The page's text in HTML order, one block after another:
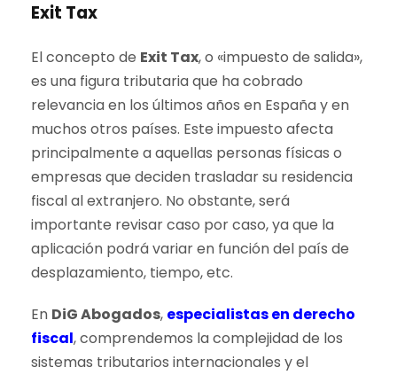
Exit Tax
El concepto de Exit Tax, o «impuesto de salida»,
es una figura tributaria que ha cobrado
relevancia en los últimos años en España y en
muchos otros países. Este impuesto afecta
principalmente a aquellas personas físicas o
empresas que deciden trasladar su residencia
fiscal al extranjero. No obstante, será
importante revisar caso por caso, ya que la
aplicación podrá variar en función del país de
desplazamiento, tiempo, etc.
En DiG Abogados, especialistas en derecho
fiscal, comprendemos la complejidad de los
sistemas tributarios internacionales y el